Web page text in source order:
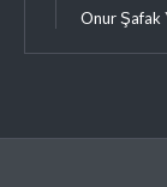
Onur Şafak